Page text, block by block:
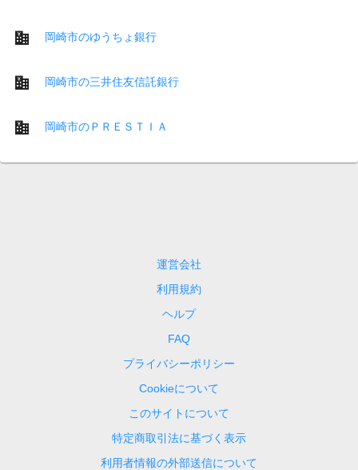
岡崎市のゆうちょ銀行
岡崎市の三井住友信託銀行
岡崎市のＰＲＥＳＴＩＡ
運営会社
利用規約
ヘルプ
FAQ
プライバシーポリシー
Cookieについて
このサイトについて
特定商取引法に基づく表示
利用者情報の外部送信について